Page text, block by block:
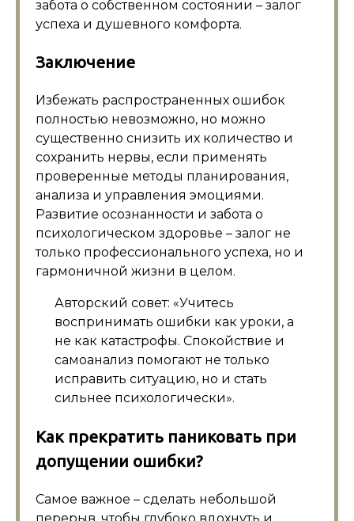
забота о собственном состоянии – залог
успеха и душевного комфорта.
Заключение
Избежать распространенных ошибок
полностью невозможно, но можно
существенно снизить их количество и
сохранить нервы, если применять
проверенные методы планирования,
анализа и управления эмоциями.
Развитие осознанности и забота о
психологическом здоровье – залог не
только профессионального успеха, но и
гармоничной жизни в целом.
Авторский совет: «Учитесь
воспринимать ошибки как уроки, а
не как катастрофы. Спокойствие и
самоанализ помогают не только
исправить ситуацию, но и стать
сильнее психологически».
Как прекратить паниковать при
допущении ошибки?
Самое важное – сделать небольшой